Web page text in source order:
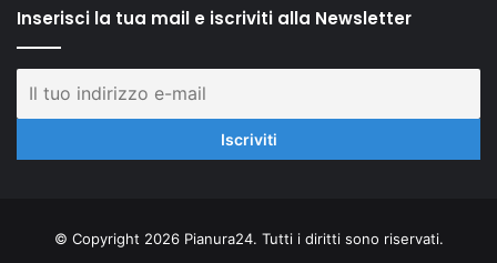
Inserisci la tua mail e iscriviti alla Newsletter
© Copyright 2026 Pianura24. Tutti i diritti sono riservati.